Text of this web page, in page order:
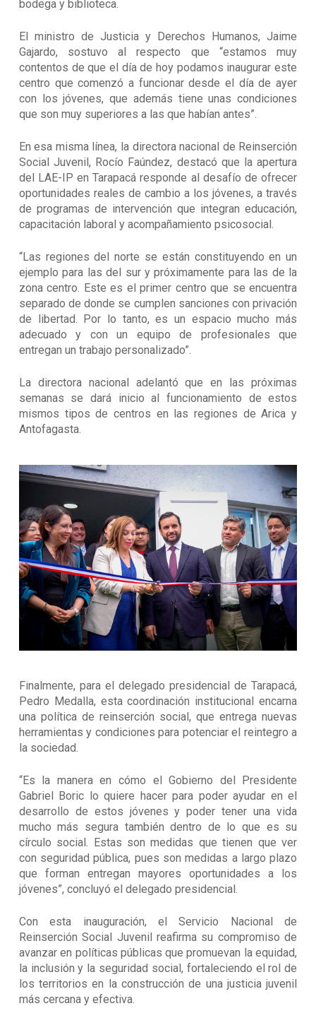
bodega y biblioteca.
El ministro de Justicia y Derechos Humanos, Jaime
Gajardo, sostuvo al respecto que “estamos muy
contentos de que el día de hoy podamos inaugurar este
centro que comenzó a funcionar desde el día de ayer
con los jóvenes, que además tiene unas condiciones
que son muy superiores a las que habían antes”.
En esa misma línea, la directora nacional de Reinserción
Social Juvenil, Rocío Faúndez, destacó que la apertura
del LAE-IP en Tarapacá responde al desafío de ofrecer
oportunidades reales de cambio a los jóvenes, a través
de programas de intervención que integran educación,
capacitación laboral y acompañamiento psicosocial.
“Las regiones del norte se están constituyendo en un
ejemplo para las del sur y próximamente para las de la
zona centro. Este es el primer centro que se encuentra
separado de donde se cumplen sanciones con privación
de libertad. Por lo tanto, es un espacio mucho más
adecuado y con un equipo de profesionales que
entregan un trabajo personalizado”.
La directora nacional adelantó que en las próximas
semanas se dará inicio al funcionamiento de estos
mismos tipos de centros en las regiones de Arica y
Antofagasta.
Finalmente, para el delegado presidencial de Tarapacá,
Pedro Medalla, esta coordinación institucional encarna
una política de reinserción social, que entrega nuevas
herramientas y condiciones para potenciar el reintegro a
la sociedad.
“Es la manera en cómo el Gobierno del Presidente
Gabriel Boric lo quiere hacer para poder ayudar en el
desarrollo de estos jóvenes y poder tener una vida
mucho más segura también dentro de lo que es su
círculo social. Estas son medidas que tienen que ver
con seguridad pública, pues son medidas a largo plazo
que forman entregan mayores oportunidades a los
jóvenes”, concluyó el delegado presidencial.
Con esta inauguración, el Servicio Nacional de
Reinserción Social Juvenil reafirma su compromiso de
avanzar en políticas públicas que promuevan la equidad,
la inclusión y la seguridad social, fortaleciendo el rol de
los territorios en la construcción de una justicia juvenil
más cercana y efectiva.